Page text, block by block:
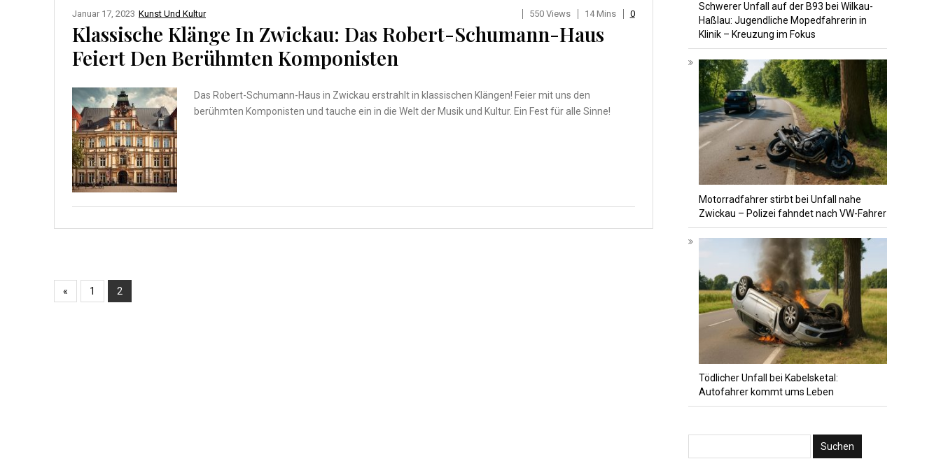
Kunst Und Kultur
Januar 17, 2023 550 Views 14 Mins 0
Klassische Klänge In Zwickau: Das Robert-Schumann-Haus
Feiert Den Berühmten Komponisten
Das Robert-Schumann-Haus in Zwickau erstrahlt in klassischen Klängen! Feier mit uns den
berühmten Komponisten und tauche ein in die Welt der Musik und Kultur. Ein Fest für alle Sinne!
« 1 2
Schwerer Unfall auf der B93 bei Wilkau-
Haßlau: Jugendliche Mopedfahrerin in
Klinik – Kreuzung im Fokus
Motorradfahrer stirbt bei Unfall nahe
Zwickau – Polizei fahndet nach VW-Fahrer
Tödlicher Unfall bei Kabelsketal:
Autofahrer kommt ums Leben